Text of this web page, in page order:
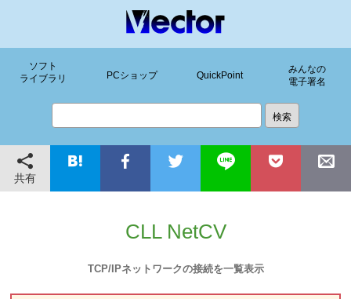
ソフト
ライブラリ
PCショップ QuickPoint
みんなの
電子署名
共有
CLL NetCV
TCP/IPネットワークの接続を一覧表示